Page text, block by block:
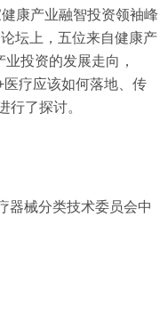
康产业融智投资领袖峰
坛上，五位来自健康产
投资的发展走向，
医疗应该如何落地、传
行了探讨。
器械分类技术委员会中